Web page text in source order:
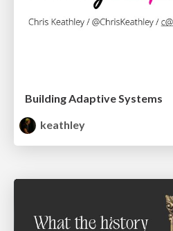
Building Adaptive Systems
keathley